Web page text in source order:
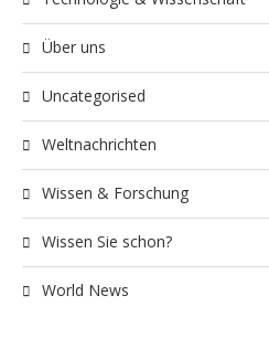
Über uns
Uncategorised
Weltnachrichten
Wissen & Forschung
Wissen Sie schon?
World News